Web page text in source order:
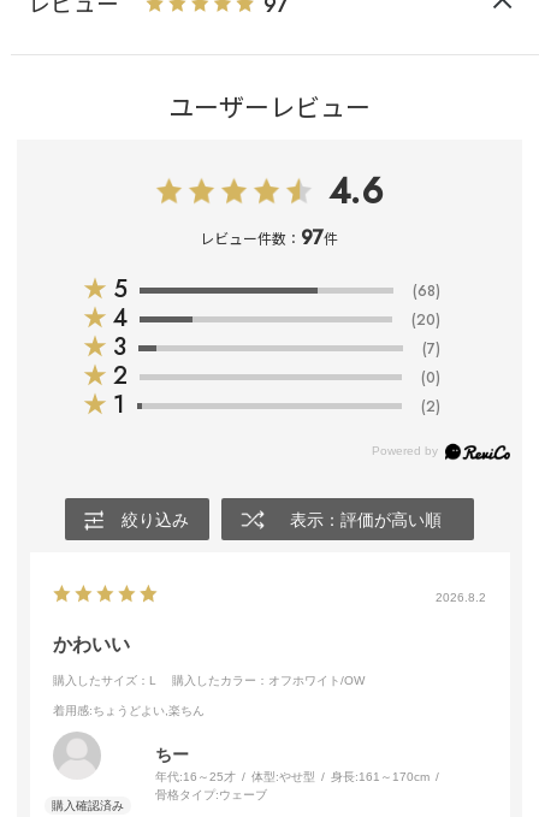
ユーザーレビュー
4.6
レビュー件数： 97件
★ 5 (68)
★ 4 (20)
★ 3 (7)
★ 2 (0)
★ 1 (2)
絞り込み 表示：評価が高い順
2026.8.2
かわいい
購入したサイズ：L 購入したカラー：オフホワイト/OW
着用感:ちょうどよい,楽ちん
ちー
年代:16～25才 体型:やせ型 身長:161～170cm
骨格タイプ:ウェーブ